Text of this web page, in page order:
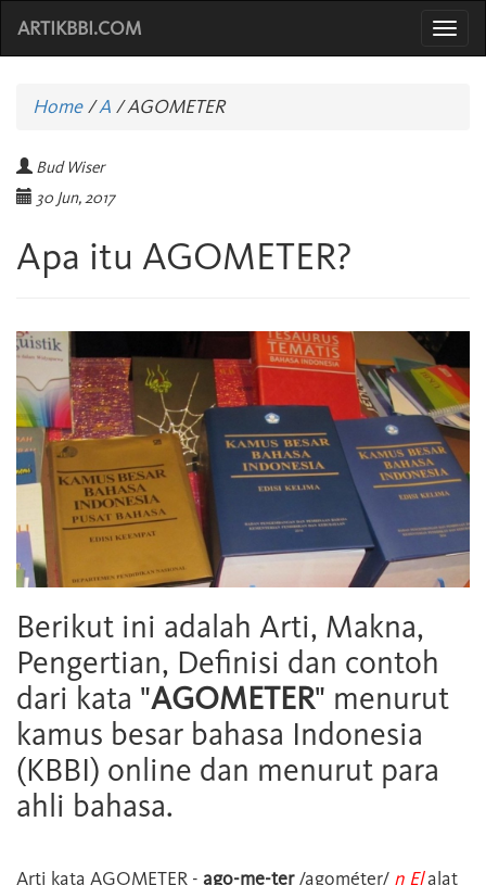
ARTIKBBI.COM
Home/A /AGOMETER
Bud Wiser
30 Jun, 2017
Apa itu AGOMETER?
Berikut ini adalah Arti, Makna,
Pengertian, Definisi dan contoh
dari kata "AGOMETER" menurut
kamus besar bahasa Indonesia
(KBBI) online dan menurut para
ahli bahasa.
Arti kata AGOMETER - ago-me-ter/agométer/ n Elalat